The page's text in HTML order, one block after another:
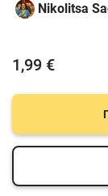
Nikolitsa
1,99 €